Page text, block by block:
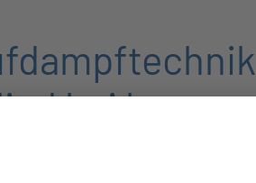
bei
Bayern